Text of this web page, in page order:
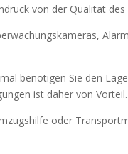
von der Qualität
benötigen Sie den
ist daher von Vorteil.
oder